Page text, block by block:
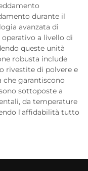
durante il
avanzata di
a livello di
queste unità
robusta include
rivestite di polvere e
garantiscono
sottoposte a
da temperature
l'affidabilità tutto